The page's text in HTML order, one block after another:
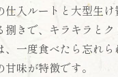
仕入ルートと大型生
捌きで、キラキラと
、一度食べたら忘れら
甘味が特徴です。